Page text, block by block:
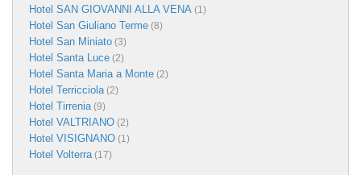
Hotel SAN GIOVANNI ALLA VENA (1)
Hotel San Giuliano Terme (8)
Hotel San Miniato (3)
Hotel Santa Luce (2)
Hotel Santa Maria a Monte (2)
Hotel Terricciola(2)
Hotel Tirrenia(9)
Hotel VALTRIANO (2)
Hotel VISIGNANO (1)
Hotel Volterra(17)